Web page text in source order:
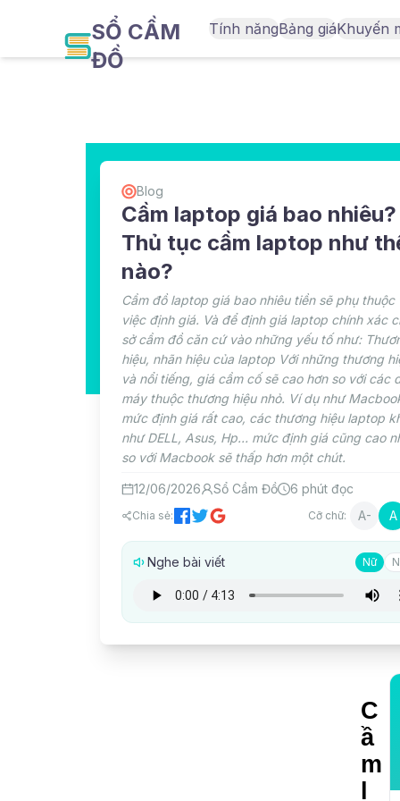
SỔ CẦM
ĐỒ
Tính năngBảng giáKhuyến
Blog
Cầm laptop giá bao nhiêu?
Thủ tục cầm laptop như
nào?
Cầm đồ laptop giá bao nhiêu tiền sẽ phụ thuộc
việc định giá. Và để định giá laptop chính xác
sở cầm đồ căn cứ vào những yếu tố như:
hiệu, nhãn hiệu của laptop Với những thương
và nổi tiếng, giá cầm cố sẽ cao hơn so với các
máy thuộc thương hiệu nhỏ. Ví dụ như
mức định giá rất cao, các thương hiệu laptop
như DELL, Asus, Hp… mức định giá cũng cao
so với Macbook sẽ thấp hơn một chút.
12/06/2026 Sổ Cầm Đồ 6 phút đọc
Chia sẻ: Cỡ chữ: A- A
Nghe bài viết Nữ
C
ầ
m